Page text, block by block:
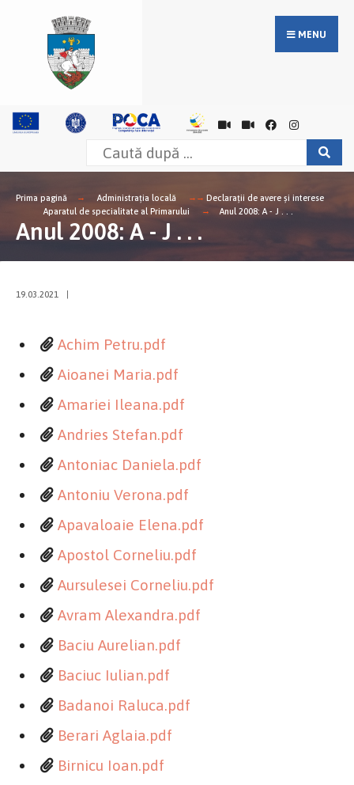
MENU
Prima pagină Administrația locală
Declarații de avere și interese
Aparatul de specialitate al Primarului
Anul 2008: A - J . . .
Anul 2008: A - J . . .
19.03.2021
Achim Petru.pdf
Aioanei Maria.pdf
Amariei Ileana.pdf
Andries Stefan.pdf
Antoniac Daniela.pdf
Antoniu Verona.pdf
Apavaloaie Elena.pdf
Apostol Corneliu.pdf
Aursulesei Corneliu.pdf
Avram Alexandra.pdf
Baciu Aurelian.pdf
Baciuc Iulian.pdf
Badanoi Raluca.pdf
Berari Aglaia.pdf
Birnicu Ioan.pdf